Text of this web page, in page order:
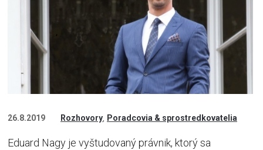
26.8.2019 Rozhovory, Poradcovia & sprostredkovatelia
Eduard Nagy je vyštudovaný právnik, ktorý sa